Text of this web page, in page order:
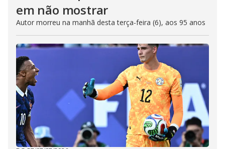
em não mostrar
Autor morreu na manhã desta terça-feira (6), aos 95 anos